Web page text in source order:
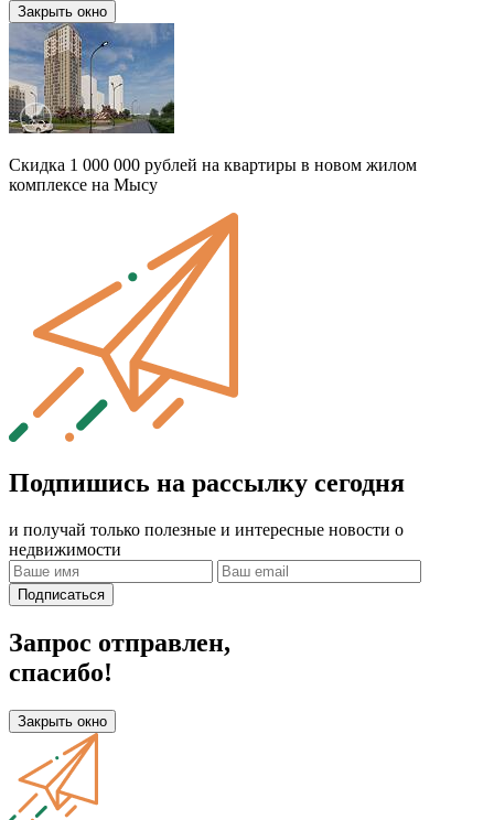
Закрыть окно
Скидка 1 000 000 рублей на квартиры в новом жилом
комплексе на Мысу
Подпишись на рассылку сегодня
и получай только полезные и интересные новости о
недвижимости
Подписаться
Запрос отправлен,
спасибо!
Закрыть окно